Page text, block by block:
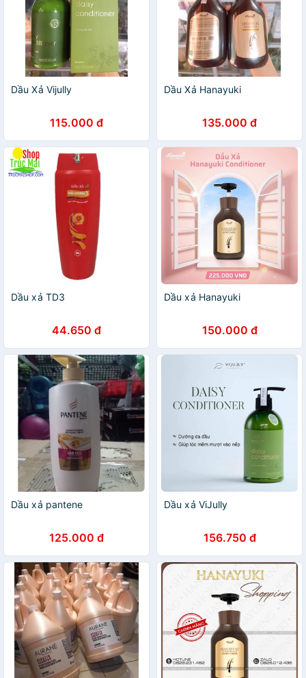
Dầu Xả Vijully
115.000 đ
Dầu Xả Hanayuki
135.000 đ
Dầu xả TD3
44.650 đ
Dầu xả Hanayuki
150.000 đ
Dầu xả pantene
125.000 đ
Dầu xả ViJully
156.750 đ